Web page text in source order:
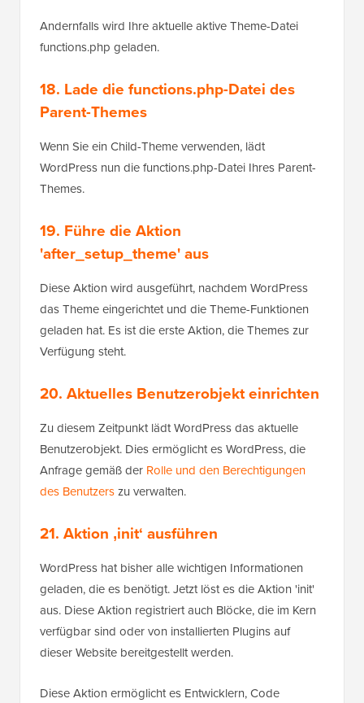
Andernfalls wird Ihre aktuelle aktive Theme-Datei
functions.php geladen.
18. Lade die functions.php-Datei des
Parent-Themes
Wenn Sie ein Child-Theme verwenden, lädt
WordPress nun die functions.php-Datei Ihres Parent-
Themes.
19. Führe die Aktion
'after_setup_theme' aus
Diese Aktion wird ausgeführt, nachdem WordPress
das Theme eingerichtet und die Theme-Funktionen
geladen hat. Es ist die erste Aktion, die Themes zur
Verfügung steht.
20. Aktuelles Benutzerobjekt einrichten
Zu diesem Zeitpunkt lädt WordPress das aktuelle
Benutzerobjekt. Dies ermöglicht es WordPress, die
Anfrage gemäß der Rolle und den Berechtigungen
des Benutzerszu verwalten.
21. Aktion ‚init‘ ausführen
WordPress hat bisher alle wichtigen Informationen
geladen, die es benötigt. Jetzt löst es die Aktion 'init'
aus. Diese Aktion registriert auch Blöcke, die im Kern
verfügbar sind oder von installierten Plugins auf
dieser Website bereitgestellt werden.
Diese Aktion ermöglicht es Entwicklern, Code